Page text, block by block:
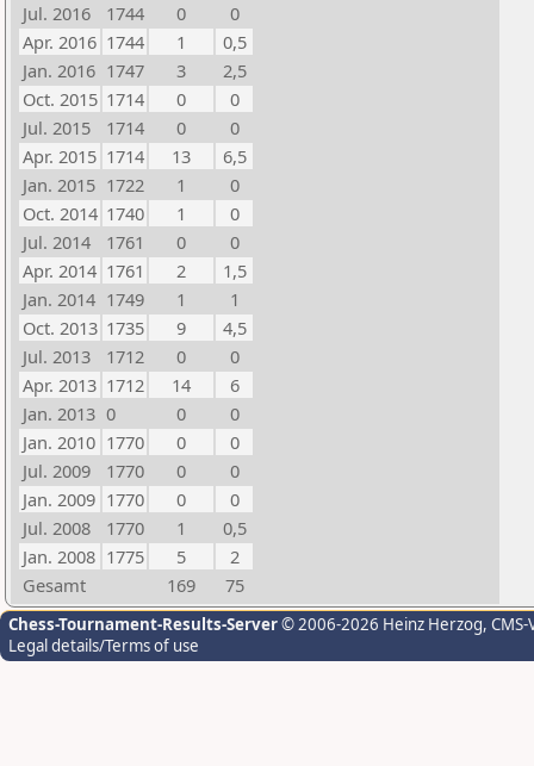
Jul. 2016
1744 0
0
Apr. 2016 1744 1
0,5
Jan. 2016 1747 3
2,5
Oct. 2015 1714 0
0
Jul. 2015
1714 0
0
Apr. 2015 1714 13
6,5
Jan. 2015 1722 1
0
Oct. 2014 1740 1
0
Jul. 2014
1761 0
0
Apr. 2014 1761 2
1,5
Jan. 2014 1749 1
1
Oct. 2013 1735 9
4,5
Jul. 2013
1712 0
0
Apr. 2013 1712 14
6
Jan. 2013 0 0
0
Jan. 2010 1770 0
0
Jul. 2009
1770 0
0
Jan. 2009 1770 0
0
Jul. 2008
1770 1
0,5
Jan. 2008 1775 5
2
Gesamt
169 75
Chess-Tournament-Results-Server© 2006-2026 Heinz Herzog,
Legal details/Terms of use